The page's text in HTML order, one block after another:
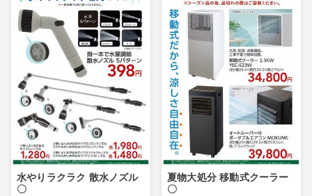
水やりラクラク 散水ノズル
〇
夏物大処分 移動式クーラー
〇